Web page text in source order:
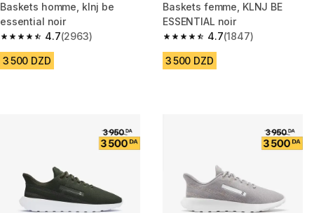
Baskets homme, klnj be
essential noir
4.7
4.7 out of 5 stars from 2963 reviews
(2963)
3 500 DZD
Baskets femme, KLNJ BE
ESSENTIAL noir
4.7
4.7 out of 5 stars from 1847
(1847)
3 500 DZD